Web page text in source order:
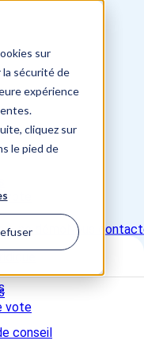
sur
sécurité de
expérience
cliquez sur
le pied de
conseil
vote
une démo Nous